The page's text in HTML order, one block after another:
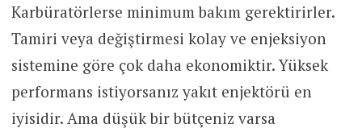
Karbüratörlerse minimum bakım gerektirirler.
Tamiri veya değiştirmesi kolay ve enjeksiyon
sistemine göre çok daha ekonomiktir. Yüksek
performans istiyorsanız yakıt enjektörü en
iyisidir. Ama düşük bir bütçeniz varsa